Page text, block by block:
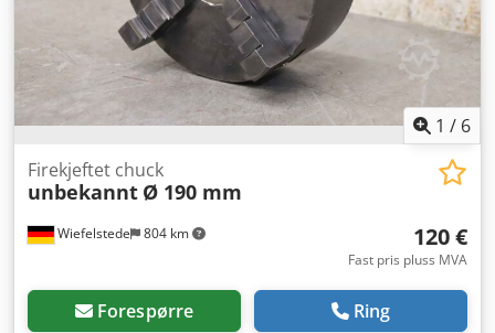
1 / 6
Wiefelstede 804 km
Firekjeftet chuck
unbekannt Ø 190 mm
120 €
Fast pris pluss MVA
Forespørre Ring